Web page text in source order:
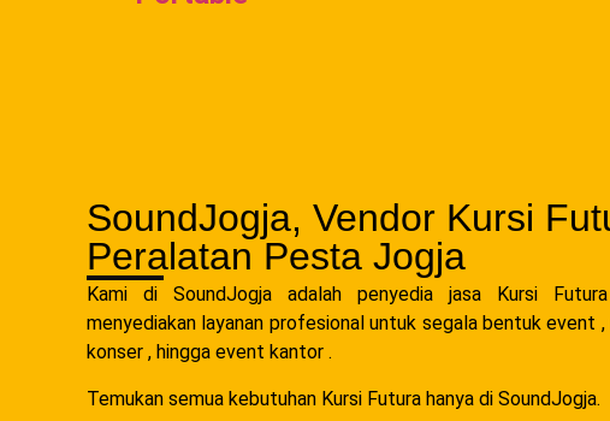
SoundJogja, Vendor Kursi
Peralatan Pesta Jogja
Kami di SoundJogja adalah penyedia jasa Kursi
menyediakan layanan profesional untuk segala bentuk event ,
konser , hingga event kantor .
Temukan semua kebutuhan Kursi Futura hanya di SoundJogja.